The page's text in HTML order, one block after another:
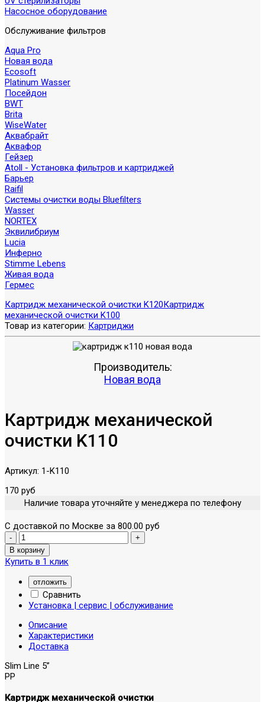
Насосное оборудование
Обслуживание фильтров
Aqua Pro
Новая вода
Ecosoft
Platinum Wasser
Посейдон
BWT
Brita
WiseWater
Аквабрайт
Аквафор
Гейзер
Atoll - Установка фильтров и картриджей
Барьер
Raifil
Системы очистки воды Bluefilters
Wasser
NORTEX
Эквилибриум
Lucia
Инферно
Stimme Lebens
Живая вода
Гермес
Картридж механической очистки K120Картридж
механической очистки K100
Товар из категории: Картриджи
Производитель:
Новая вода
Картридж механической
очистки K110
Артикул: 1-K110
170 руб
Наличие товара уточняйте у менеджера по телефону
С доставкой по Москве за 800.00 руб
Купить в 1 клик
отложить
Сравнить
Установка | сервис | обслуживание
Описание
Характеристики
Доставка
Slim Line 5”
PP
Картридж механической очистки